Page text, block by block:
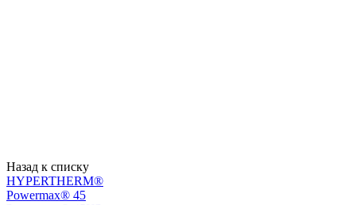
Назад к списку
HYPERTHERM®
Powermax® 45